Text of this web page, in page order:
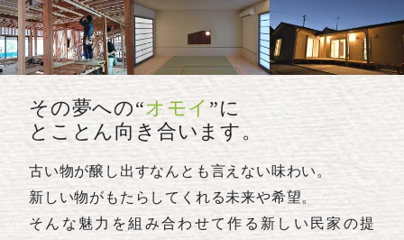
その夢への“オモイ ”に
とことん向き合います。
古い物が醸し出すなんとも言えない味わい。
新しい物がもたらしてくれる未来や希望。
そんな魅力を組み合わせて作る新しい民家の提